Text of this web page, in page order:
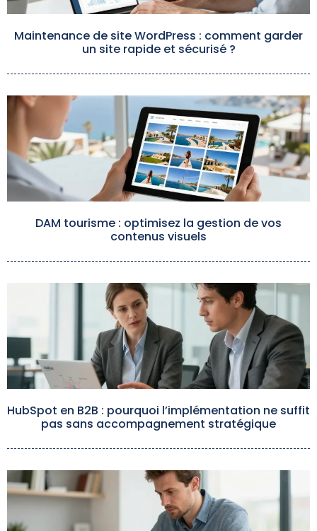
Maintenance de site WordPress : comment garder
un site rapide et sécurisé ?
DAM tourisme : optimisez la gestion de vos
contenus visuels
HubSpot en B2B : pourquoi l’implémentation ne suffit
pas sans accompagnement stratégique